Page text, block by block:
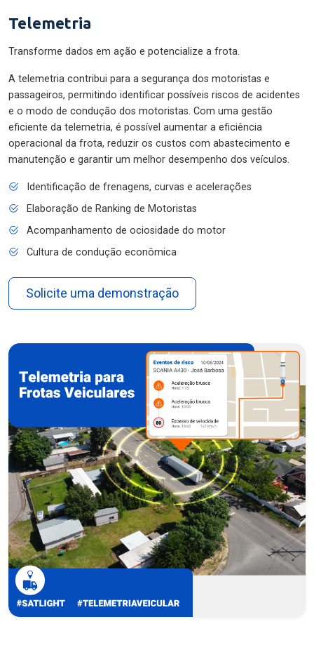
Telemetria
Transforme dados em ação e potencialize a frota.
A telemetria contribui para a segurança dos motoristas e
passageiros, permitindo identificar possíveis riscos de acidentes
e o modo de condução dos motoristas. Com uma gestão
eficiente da telemetria, é possível aumentar a eficiência
operacional da frota, reduzir os custos com abastecimento e
manutenção e garantir um melhor desempenho dos veículos.
Identificação de frenagens, curvas e acelerações
Elaboração de Ranking de Motoristas
Acompanhamento de ociosidade do motor
Cultura de condução econômica
Solicite uma demonstração